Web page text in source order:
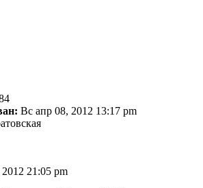
Вс апр 08, 2012 13:17 pm
21:05 pm